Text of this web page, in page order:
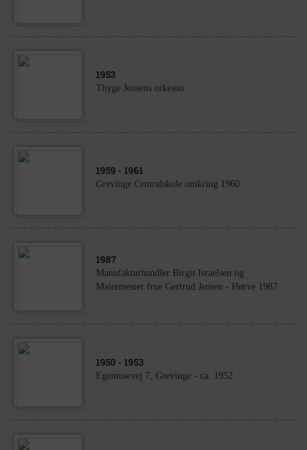
1953
Thyge Jensens orkester
1959 - 1961
Grevinge Centralskole omkring 1960
1987
Manufakturhandler Birgit Israelsen og
Malermester frue Gertrud Jensen - Hørve 1987
1950 - 1953
Egemosevej 7, Grevinge - ca. 1952